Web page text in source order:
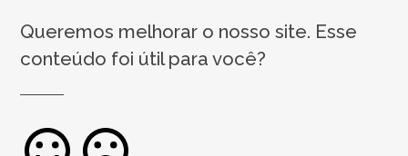
Queremos melhorar o nosso site. Esse
conteúdo foi útil para você?